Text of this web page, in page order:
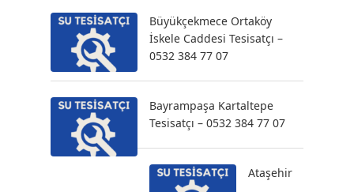
Büyükçekmece Ortaköy
İskele Caddesi Tesisatçı –
0532 384 77 07
Bayrampaşa Kartaltepe
Tesisatçı – 0532 384 77 07
Ataşehir